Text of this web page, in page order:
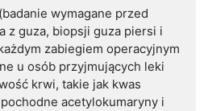
wymagane przed
z guza, biopsji guza piersi i
zabiegiem operacyjnym
u osób przyjmujących leki
krwi, takie jak kwas
acetylokumaryny i